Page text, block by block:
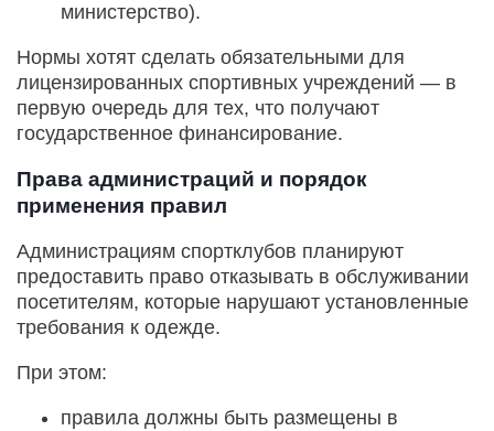
министерство).
Нормы хотят сделать обязательными для
лицензированных спортивных учреждений — в
первую очередь для тех, что получают
государственное финансирование.
Права администраций и порядок
применения правил
Администрациям спортклубов планируют
предоставить право отказывать в обслуживании
посетителям, которые нарушают установленные
требования к одежде.
При этом:
правила должны быть размещены в